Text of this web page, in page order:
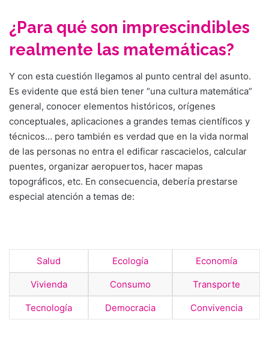
¿Para qué son imprescindibles
realmente las matemáticas?
Y con esta cuestión llegamos al punto central del asunto.
Es evidente que está bien tener “una cultura matemática”
general, conocer elementos históricos, orígenes
conceptuales, aplicaciones a grandes temas científicos y
técnicos… pero también es verdad que en la vida normal
de las personas no entra el edificar rascacielos, calcular
puentes, organizar aeropuertos, hacer mapas
topográficos, etc. En consecuencia, debería prestarse
especial atención a temas de:
Salud Ecología Economía
Vivienda Consumo Transporte
Tecnología Democracia Convivencia